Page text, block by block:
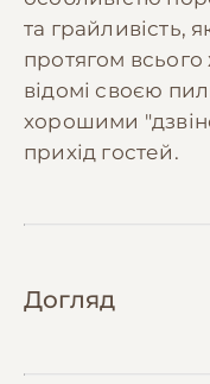
та грайливість,
протягом всього
відомі своєю
хорошими
прихід гостей.
Догляд